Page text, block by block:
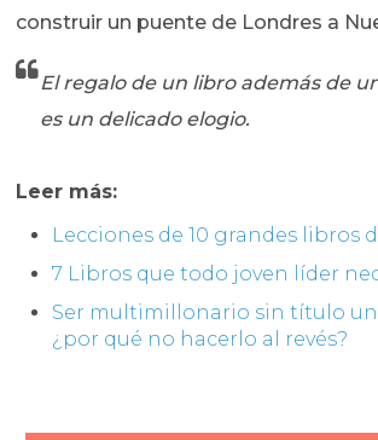
construir un puente de Londres a
El regalo de un libro además de
es un delicado elogio.
Leer más:
Lecciones de 10 grandes libros
7 Libros que todo joven líder
Ser multimillonario sin título
¿por qué no hacerlo al revés?